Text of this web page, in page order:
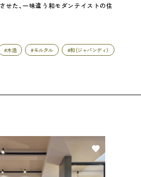
せた、一味違う和モダンテイストの住
#木造 #モルタル #和（ジャパンディ）
好き